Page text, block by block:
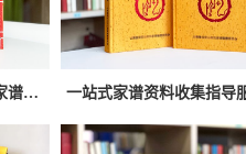
如何收集整理家族资料制作家谱？完整流程与实操指南解析